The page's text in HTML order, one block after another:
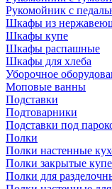
Рукомойник с
Шкафы из
Шкафы купе
Шкафы распашные
Шкафы для хлеба
Уборочное
Моповые ванны
Подставки
Подтоварники
Подставки под
Полки
Полки настенные
Полки закрытые купе
Полки для